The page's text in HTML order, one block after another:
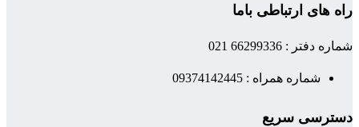
راه های ارتباطی باما
شماره دفتر : 66299336 021
شماره همراه : 09374142445
دسترسی سریع